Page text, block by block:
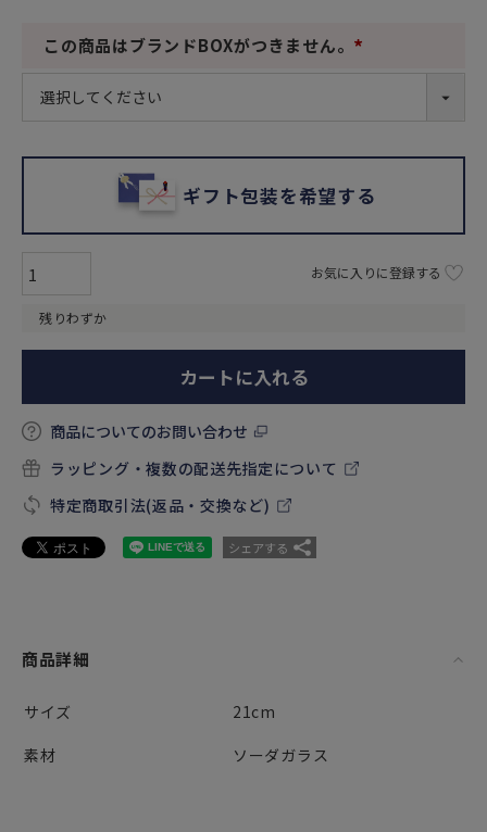
この商品はブランドBOXがつきません。
ギフト包装を希望する
残りわずか
お気に入りに登録する
カートに入れる
商品についてのお問い合わせ
ラッピング・複数の配送先指定について
特定商取引法(返品・交換など)
シェアする
商品詳細
サイズ
21cm
素材
ソーダガラス